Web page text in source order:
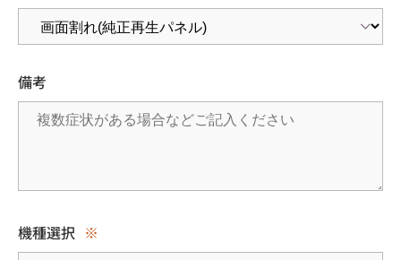
備考
機種選択 ※